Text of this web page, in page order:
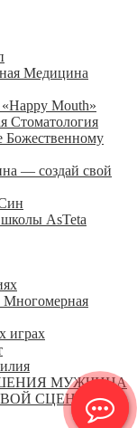
Медицина
«Happy Mouth»
Cтоматология
Божественному
— создай свой
AsTeta
Многомерная
играх
МУЖЧИНА
СЦЕНАРИЙ»